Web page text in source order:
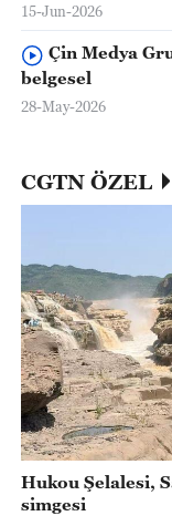
15-Jun-2026
Çin Medya
belgesel
28-May-2026
CGTN ÖZEL
Hukou Şelalesi,
simgesi